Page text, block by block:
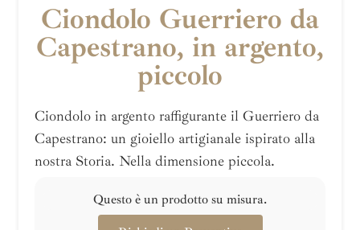
Ciondolo Guerriero da
Capestrano, in argento,
piccolo
Ciondolo in argento raffigurante il Guerriero da
Capestrano: un gioiello artigianale ispirato alla
nostra Storia. Nella dimensione piccola.
Questo è un prodotto su misura.